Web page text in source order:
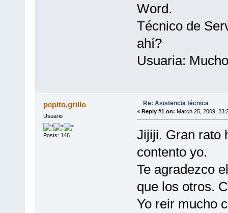
Word.
Técnico de
ahí?
Usuaria:
pepito.grillo
Usuario
Posts: 146
Re: Asistencia técnica
« Reply #1 on: March 25, 2009,
Jijiji. Gran rato
contento yo.
Te agradezco
que los otros.
Yo reir mucho